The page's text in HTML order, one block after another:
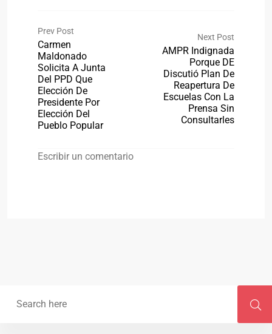
Prev Post
Carmen
Maldonado
Solicita A Junta
Del PPD Que
Elección De
Presidente Por
Elección Del
Pueblo Popular
Next Post
AMPR Indignada
Porque DE
Discutió Plan De
Reapertura De
Escuelas Con La
Prensa Sin
Consultarles
Escribir un comentario